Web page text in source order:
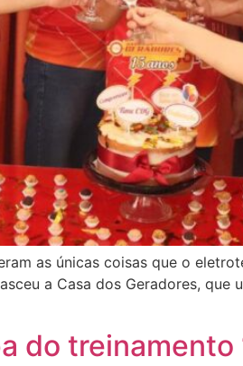
as únicas coisas que o
a Casa dos Geradores, que
do treinamento